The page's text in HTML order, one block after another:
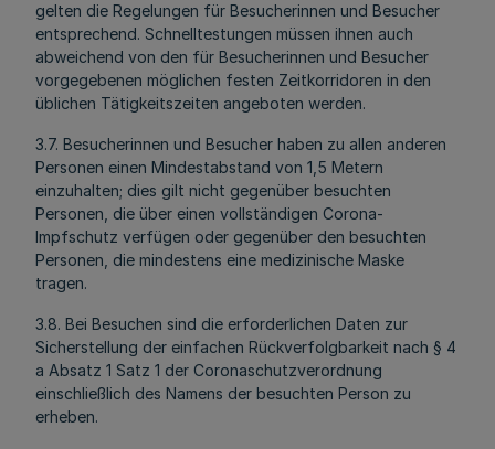
gelten die Regelungen für Besucherinnen und Besucher
entsprechend. Schnelltestungen müssen ihnen auch
abweichend von den für Besucherinnen und Besucher
vorgegebenen möglichen festen Zeitkorridoren in den
üblichen Tätigkeitszeiten angeboten werden.
3.7. Besucherinnen und Besucher haben zu allen anderen
Personen einen Mindestabstand von 1,5 Metern
einzuhalten; dies gilt nicht gegenüber besuchten
Personen, die über einen vollständigen Corona-
Impfschutz verfügen oder gegenüber den besuchten
Personen, die mindestens eine medizinische Maske
tragen.
3.8. Bei Besuchen sind die erforderlichen Daten zur
Sicherstellung der einfachen Rückverfolgbarkeit nach § 4
a Absatz 1 Satz 1 der Coronaschutzverordnung
einschließlich des Namens der besuchten Person zu
erheben.